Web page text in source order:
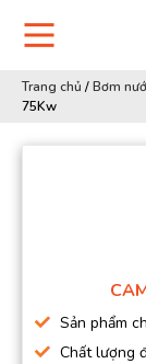
Trang chủ /Bơm
75Kw
Sản phẩm
Chất lượng